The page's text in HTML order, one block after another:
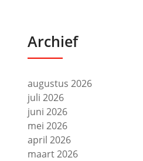
Archief
augustus 2026
juli 2026
juni 2026
mei 2026
april 2026
maart 2026